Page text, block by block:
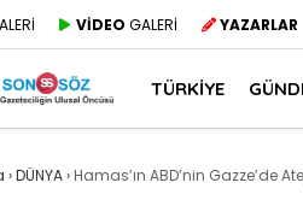
VİDEO GALERİ YAZARLAR
TÜRKİYE
›DÜNYA› Hamas’ın ABD’nin Gazze’de